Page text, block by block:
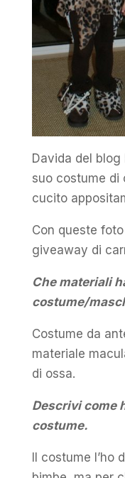
Davida del
suo costume di
cucito
Con queste
giveaway di
Che materiali
costume/
Costume da
materiale
di ossa.
Descrivi come
costume.
Il costume l’ho